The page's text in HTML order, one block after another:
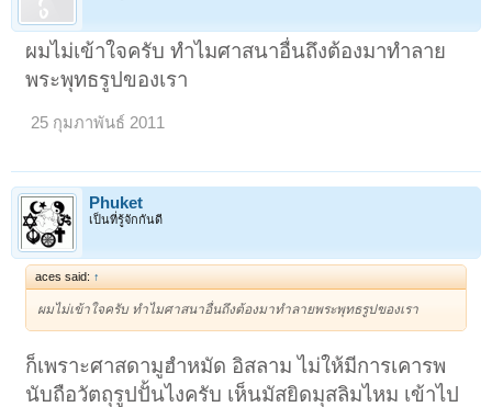
ผมไม่เข้าใจครับ ทำไมศาสนาอื่นถึงต้องมาทำลาย
พระพุทธรูปของเรา
25 กุมภาพันธ์ 2011
Phuket
เป็นที่รู้จักกันดี
aces said: ↑
ผมไม่เข้าใจครับ ทำไมศาสนาอื่นถึงต้องมาทำลายพระพุทธรูปของเรา
ก็เพราะศาสดามูฮำหมัด อิสลาม ไม่ให้มีการเคารพ
นับถือวัตถุรูปปั้นไงครับ เห็นมัสยิดมุสลิมไหม เข้าไป